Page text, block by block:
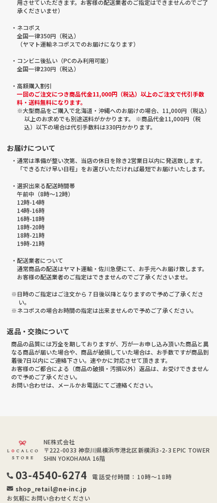
用させていただきます。お客様の配送業者のご指定はできませんのでご了
承くださいませ）
・ネコポス
全国一律350円（税込）
（ヤマト運輸ネコポスでのお届けになります）
・コンビニ後払い（PCのみ利用可能）
全国一律230円（税込）
・高額購入割引
一回のご注文につき商品代金11,000円（税込）以上のご注文で代引手数
料・送料無料になります。
※大型商品をご購入で北海道・沖縄へのお届けの場合、11,000円（税込）
以上のお求めでも別途送料がかかります。 ※商品代金11,000円（税
込）以下の場合は代引手数料は330円かかります。
お届けについて
・通常は準備が整い次第、当店の休日を除き2営業日以内に発送致します。
「できるだけ早い日程」をお選びいただければ最短でお届けいたします。
・選択出来る配送時間帯
午前中（8時～12時）
12時-14時
14時-16時
16時-18時
18時-20時
18時-21時
19時-21時
・配送業者について
通常商品の配送はヤマト運輸・佐川急便にて、お手元へお届け致します。
お客様の配送業者のご指定はできませんのでご了承くださいませ。
※日時のご指定はご注文から 7 日後以降となりますので予めご了承くださ
い。
※ネコポスの場合お時間の指定は出来ませんので予めご了承ください。
返品・交換について
商品の品質には万全を期しておりますが、万が一お申し込み頂いた商品と異
なる商品が届いた場合や、商品が破損していた場合は、お手数ですが商品到
着後7日以内にご連絡下さい。速やかに対応させて頂きます。
お客様のご都合による（商品の破損・汚損以外）返品は、お受けできません
ので予めご了承ください。
お問い合わせは、メールかお電話にてご連絡ください。
NE株式会社
〒222-0033 神奈川県横浜市港北区新横浜3-2-3 EPIC TOWER
SHIN YOKOHAMA 16階
03-4540-6274
電話受付時間：10時～18時
shop_retail@ne-inc.jp
お気軽にお問い合わせください